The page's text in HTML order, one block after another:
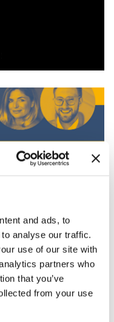
and ads, to
analyse our traffic.
use of our site with
partners who
that you’ve
from your use
waarin je
hoogleraren en hun
Spijkerman en
praktische
uitdagingen.